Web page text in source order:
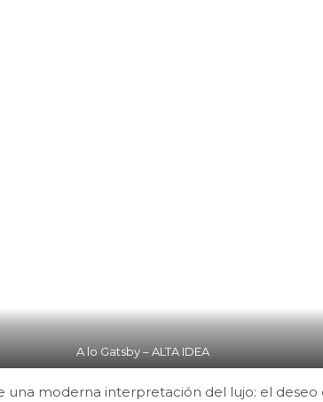
A lo Gatsby – ALTA IDEA
moderna interpretación del lujo: el deseo